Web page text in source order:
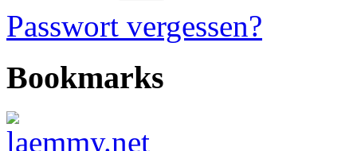
Passwort vergessen?
Bookmarks